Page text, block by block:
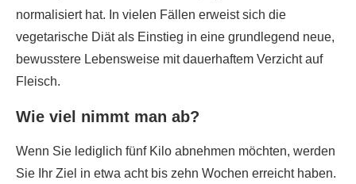
normalisiert hat. In vielen Fällen erweist sich die
vegetarische Diät als Einstieg in eine grundlegend neue,
bewusstere Lebensweise mit dauerhaftem Verzicht auf
Fleisch.
Wie viel nimmt man ab?
Wenn Sie lediglich fünf Kilo abnehmen möchten, werden
Sie Ihr Ziel in etwa acht bis zehn Wochen erreicht haben.